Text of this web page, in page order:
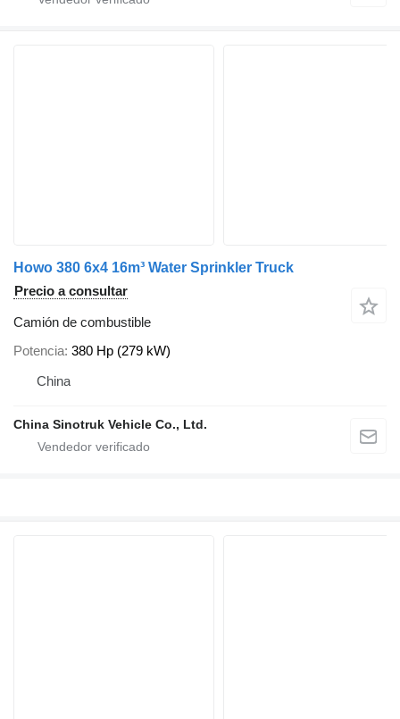
Howo 380 6x4 16m³ Water Sprinkler Truck
Precio a consultar
Camión de combustible
Potencia 380 Hp (279 kW)
China
China Sinotruk Vehicle Co., Ltd.